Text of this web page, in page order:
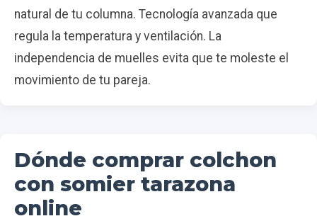
natural de tu columna. Tecnología avanzada que
regula la temperatura y ventilación. La
independencia de muelles evita que te moleste el
movimiento de tu pareja.
Dónde comprar colchon
con somier tarazona
online